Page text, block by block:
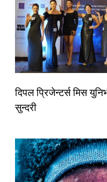
दिपल प्रिजेन्टर्स मिस
सुन्दरी